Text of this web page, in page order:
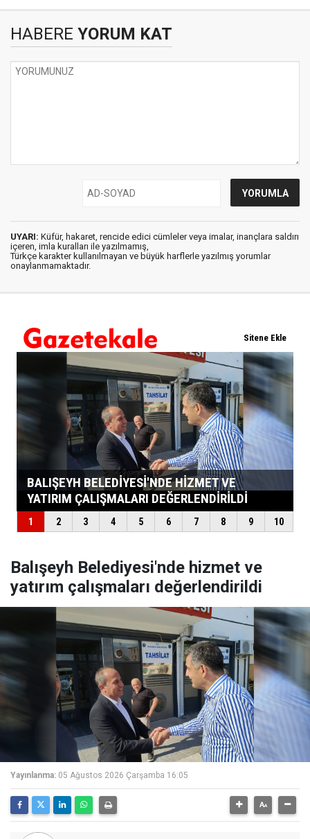
HABERE YORUM KAT
UYARI: Küfür, hakaret, rencide edici cümleler veya imalar, inançlara saldırı
içeren, imla kuralları ile yazılmamış,
Türkçe karakter kullanılmayan ve büyük harflerle yazılmış yorumlar
onaylanmamaktadır.
Balışeyh Belediyesi'nde hizmet ve
yatırım çalışmaları değerlendirildi
Yayınlanma: 05 Ağustos 2026 Çarşamba 16:05